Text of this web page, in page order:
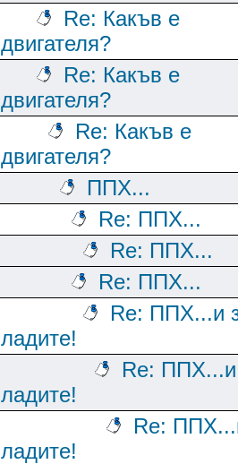
Re: Какъв е
двигателя?
Re: Какъв е
двигателя?
Re: Какъв е
двигателя?
ППХ...
Re: ППХ...
Re: ППХ...
Re: ППХ...
Re: ППХ...и
ладите!
Re: ППХ...и
ладите!
Re:
ладите!